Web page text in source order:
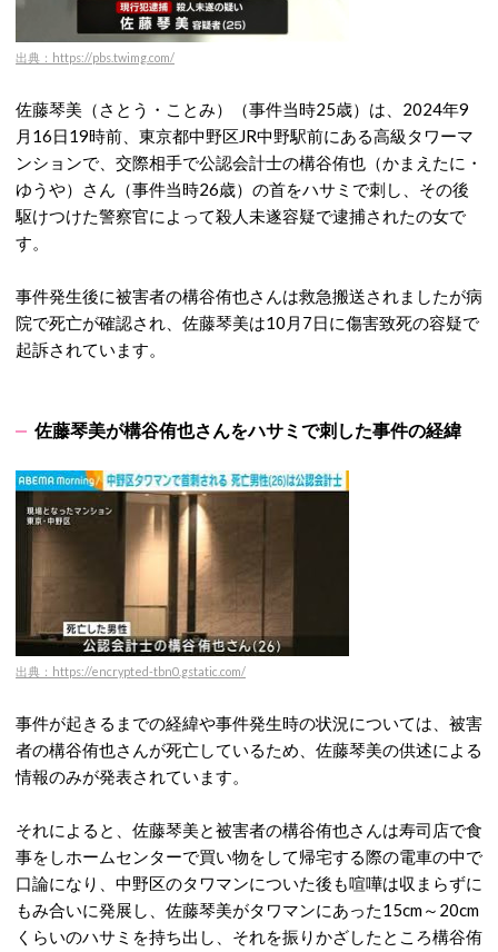
出典：https://pbs.twimg.com/
佐藤琴美（さとう・ことみ）（事件当時25歳）は、2024年9
月16日19時前、東京都中野区JR中野駅前にある高級タワーマ
ンションで、交際相手で公認会計士の構谷侑也（かまえたに・
ゆうや）さん（事件当時26歳）の首をハサミで刺し、その後
駆けつけた警察官によって殺人未遂容疑で逮捕されたの女で
す。
事件発生後に被害者の構谷侑也さんは救急搬送されましたが病
院で死亡が確認され、佐藤琴美は10月7日に傷害致死の容疑で
起訴されています。
佐藤琴美が構谷侑也さんをハサミで刺した事件の経緯
出典：https://encrypted-tbn0.gstatic.com/
事件が起きるまでの経緯や事件発生時の状況については、被害
者の構谷侑也さんが死亡しているため、佐藤琴美の供述による
情報のみが発表されています。
それによると、佐藤琴美と被害者の構谷侑也さんは寿司店で食
事をしホームセンターで買い物をして帰宅する際の電車の中で
口論になり、中野区のタワマンについた後も喧嘩は収まらずに
もみ合いに発展し、佐藤琴美がタワマンにあった15cm～20cm
くらいのハサミを持ち出し、それを振りかざしたところ構谷侑